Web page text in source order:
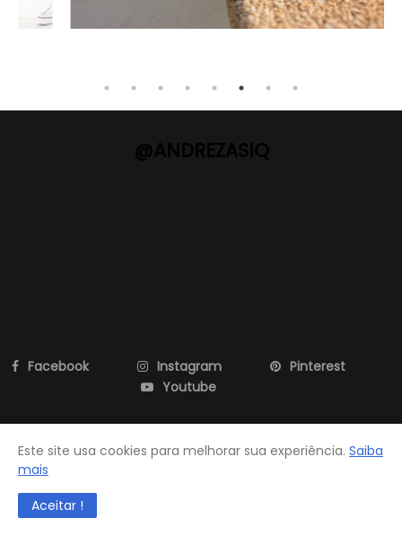
Facebook Instagram
Pinterest
Youtube
All Right Reserved. Designed and Developed byBeauty Templates
Este site usa cookies para melhorar sua experiência. Saiba
mais
Aceitar !